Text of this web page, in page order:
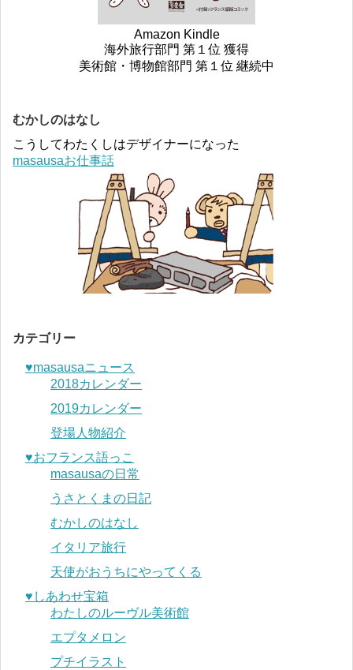
Amazon Kindle
海外旅行部門 第１位 獲得
美術館・博物館部門 第１位 継続中
むかしのはなし
こうしてわたくしはデザイナーになった
masausaお仕事話
カテゴリー
♥︎masausaニュース
2018カレンダー
2019カレンダー
登場人物紹介
♥︎おフランス語っこ
masausaの日常
うさとくまの日記
むかしのはなし
イタリア旅行
天使がおうちにやってくる
♥︎しあわせ宝箱
わたしのルーヴル美術館
エプタメロン
プチイラスト